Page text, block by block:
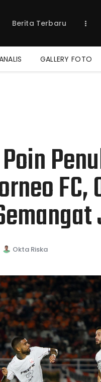
Berita Terbaru
GALLERY FOTO
Berita
Jadwal
Klasemen
FC,
Okta Riska